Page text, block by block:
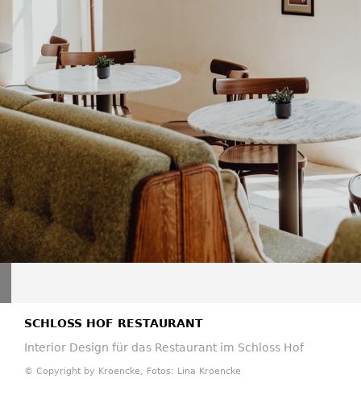
SCHLOSS HOF RESTAURANT
Interior Design für das Restaurant im Schloss Hof
© Copyright by Kroencke, Fotos: Lina Kroencke